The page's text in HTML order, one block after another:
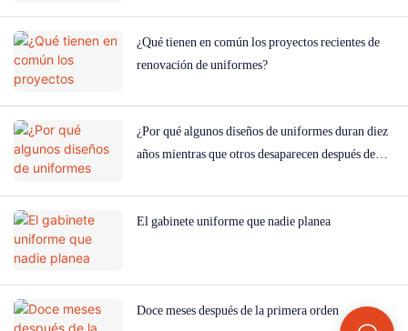
¿Qué tienen en común los proyectos recientes de
renovación de uniformes?
¿Por qué algunos diseños de uniformes duran diez
años mientras que otros desaparecen después de
El gabinete uniforme que nadie planea
Doce meses después de la primera orden